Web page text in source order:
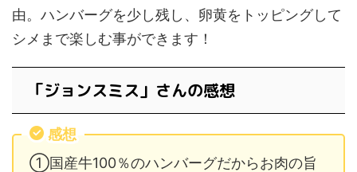
由。ハンバーグを少し残し、卵黄をトッピングして
シメまで楽しむ事ができます！
「ジョンスミス」さんの感想
感想
①国産牛100％のハンバーグだからお肉の旨